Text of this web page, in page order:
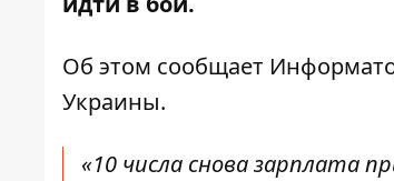
Об этом сообщает
Украины.
«10 числа снова зарплата